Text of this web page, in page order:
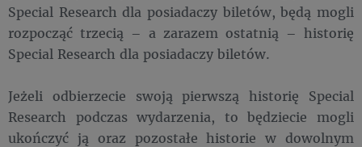
Special Research dla posiadaczy biletów, będą mogli
rozpocząć trzecią – a zarazem ostatnią – historię
Special Research dla posiadaczy biletów.
Jeżeli odbierzecie swoją pierwszą historię Special
Research podczas wydarzenia, to będziecie mogli
ukończyć ją oraz pozostałe historie w dowolnym